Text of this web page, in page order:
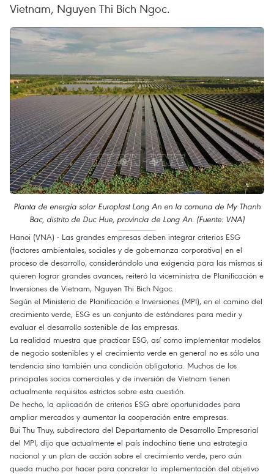
Vietnam, Nguyen Thi Bich Ngoc.
Planta de energía solar Europlast Long An en la comuna de My Thanh
Bac, distrito de Duc Hue, provincia de Long An. (Fuente: VNA)
Hanoi (VNA) - Las grandes empresas deben integrar criterios ESG
(factores ambientales, sociales y de gobernanza corporativa) en el
proceso de desarrollo, considerándolo una exigencia para las mismas si
quieren lograr grandes avances, reiteró la viceministra de Planificación e
Inversiones de Vietnam, Nguyen Thi Bich Ngoc.
Según el Ministerio de Planificación e Inversiones (MPI), en el camino del
crecimiento verde, ESG es un conjunto de estándares para medir y
evaluar el desarrollo sostenible de las empresas.
La realidad muestra que practicar ESG, así como implementar modelos
de negocio sostenibles y el crecimiento verde en general no es sólo una
tendencia sino también una condición obligatoria. Muchos de los
principales socios comerciales y de inversión de Vietnam tienen
actualmente requisitos estrictos sobre esta cuestión.
De hecho, la aplicación de criterios ESG abre oportunidades para
ampliar mercados y aumentar la cooperación entre empresas.
Bui Thu Thuy, subdirectora del Departamento de Desarrollo Empresarial
del MPI, dijo que actualmente el país indochino tiene una estrategia
nacional y un plan de acción sobre el crecimiento verde, pero aún
queda mucho por hacer para concretar la implementación del objetivo